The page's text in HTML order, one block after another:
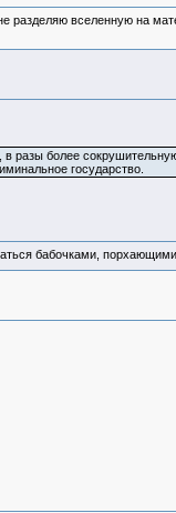
разделяю вселенную на
разы более
государство.
бабочками,